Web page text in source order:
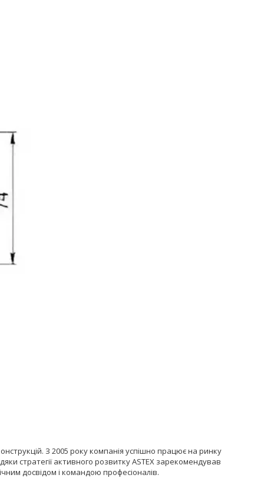
З 2005 року компанія успішно працює на ринку
стратегії активного розвитку ASTEX зарекомендував
досвідом і командою професіоналів.